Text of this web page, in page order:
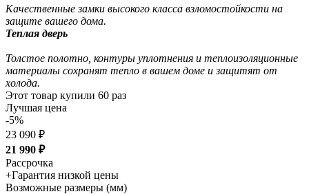
Качественные замки высокого класса взломостойкости на
защите вашего дома.
Теплая дверь
Толстое полотно, контуры уплотнения и теплоизоляционные
материалы сохранят тепло в вашем доме и защитят от
холода.
Этот товар купили 60 раз
Лучшая цена
-5%
23 090 ₽
21 990 ₽
Рассрочка
+Гарантия низкой цены
Возможные размеры (мм)